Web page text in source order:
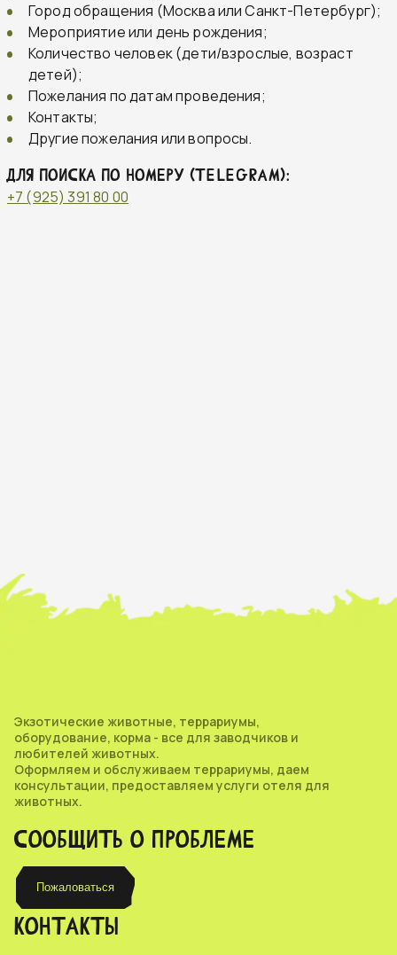
Город обращения (Москва или Санкт-Петербург);
Мероприятие или день рождения;
Количество человек (дети/взрослые, возраст
детей);
Пожелания по датам проведения;
Контакты;
Другие пожелания или вопросы.
ДЛЯ ПОИСКА ПО НОМЕРУ (TELEGRAM):
+7 (925) 391 80 00
Экзотические животные, террариумы,
оборудование, корма - все для заводчиков и
любителей животных.
Оформляем и обслуживаем террариумы, даем
консультации, предоставляем услуги отеля для
животных.
СООБЩИТЬ О ПРОБЛЕМЕ
Пожаловаться
КОНТАКТЫ